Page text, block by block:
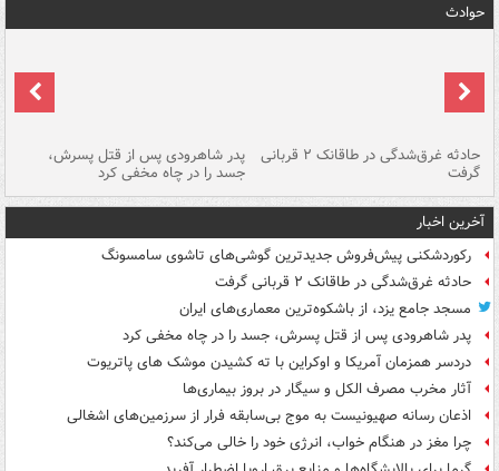
حوادث
حادثه غرق‌شدگی در طاقانک ۲ قربانی
گرفت
پدر شاهرودی پس از قتل پسرش،
جسد را در چاه مخفی کرد
آخرین اخبار
رکوردشکنی پیش‌فروش جدیدترین گوشی‌های تاشوی سامسونگ
حادثه غرق‌شدگی در طاقانک ۲ قربانی گرفت
مسجد جامع یزد، از باشکوه‌ترین معماری‌های ایران
پدر شاهرودی پس از قتل پسرش، جسد را در چاه مخفی کرد
دردسر همزمان آمریکا و اوکراین با ته کشیدن موشک های پاتریوت
آثار مخرب مصرف الکل و سیگار در بروز بیماری‌ها
اذعان رسانه صهیونیست به موج بی‌سابقه فرار از سرزمین‌های اشغالی
چرا مغز در هنگام خواب، انرژی خود را خالی می‌کند؟